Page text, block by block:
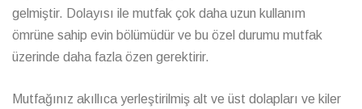
gelmiştir. Dolayısı ile mutfak çok daha uzun kullanım
ömrüne sahip evin bölümüdür ve bu özel durumu mutfak
üzerinde daha fazla özen gerektirir.
Mutfağınız akıllıca yerleştirilmiş alt ve üst dolapları ve kiler